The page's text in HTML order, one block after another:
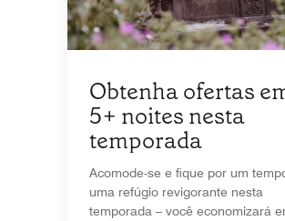
Obtenha ofertas
5+ noites nesta
temporada
Acomode-se e fique por um
uma refúgio revigorante nesta
temporada – você economizará